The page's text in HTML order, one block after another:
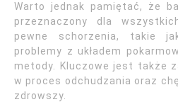
Warto jednak pamiętać, że
przeznaczony dla
pewne schorzenia, takie
problemy z układem
metody. Kluczowe jest także
w proces odchudzania oraz
zdrowszy.